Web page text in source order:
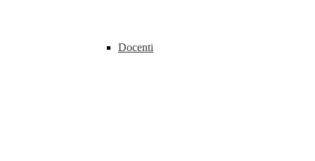
Docenti